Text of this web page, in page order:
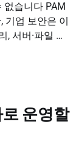
니다 PAM
기업 보안은 이
서버·파일 보
통합 접근 거
운영할